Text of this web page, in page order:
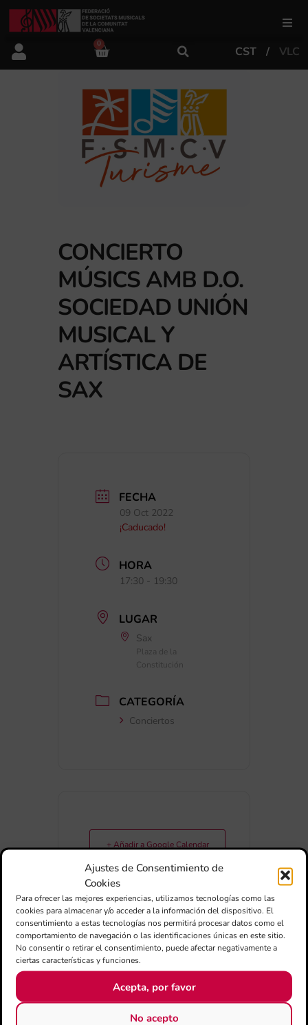
Ajustes de Consentimiento de
Cookies
Para ofrecer las mejores experiencias, utilizamos tecnologías como las
cookies para almacenar y/o acceder a la información del dispositivo. El
consentimiento a estas tecnologías nos permitirá procesar datos como el
comportamiento de navegación o las identificaciones únicas en este sitio.
No consentir o retirar el consentimiento, puede afectar negativamente a
ciertas características y funciones.
Acepta, por favor
No acepto
FSMCV
Áreas de gestión
Área educativa
Actualidad
0
CST VLC
CONCIERTO
MÚSICS AMB D.O.
SOCIEDAD UNIÓN
MUSICAL Y
ARTÍSTICA DE
SAX
FECHA
09 Oct 2022
¡Caducado!
HORA
17:30 - 19:30
LUGAR
Sax
Plaza de la
Constitución
CATEGORÍA
Conciertos
+ Añadir a Google Calendar
+ exportación iCal / Outlook
COMPARTIR ESTE EVENTO